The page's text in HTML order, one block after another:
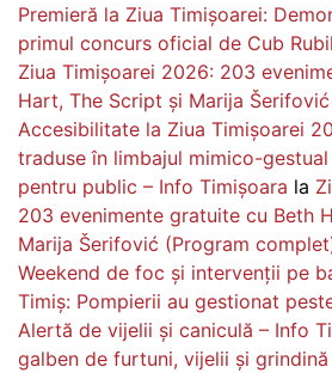
Premieră la Ziua Timișoarei:
primul concurs oficial de Cub
Ziua Timișoarei 2026: 203
Hart, The Script și Marija
Accesibilitate la Ziua Timișoarei
traduse în limbajul mimico-
pentru public – Info Timișoara la
203 evenimente gratuite cu Beth
Marija Šerifović (Program
Weekend de foc și intervenții pe
Timiș: Pompierii au gestionat
Alertă de vijelii și caniculă – Info
galben de furtuni, vijelii și